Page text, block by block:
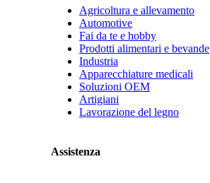
Agricoltura e allevamento
Automotive
Fai da te e hobby
Prodotti alimentari e bevande
Industria
Apparecchiature medicali
Soluzioni OEM
Artigiani
Lavorazione del legno
Assistenza